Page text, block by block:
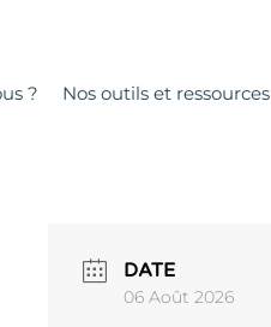
? Nos outils et ressources
DATE
06 Août 2026